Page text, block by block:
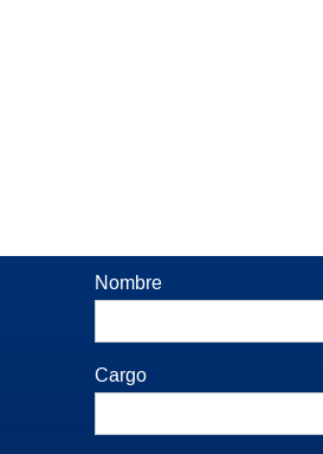
Nombre
Cargo